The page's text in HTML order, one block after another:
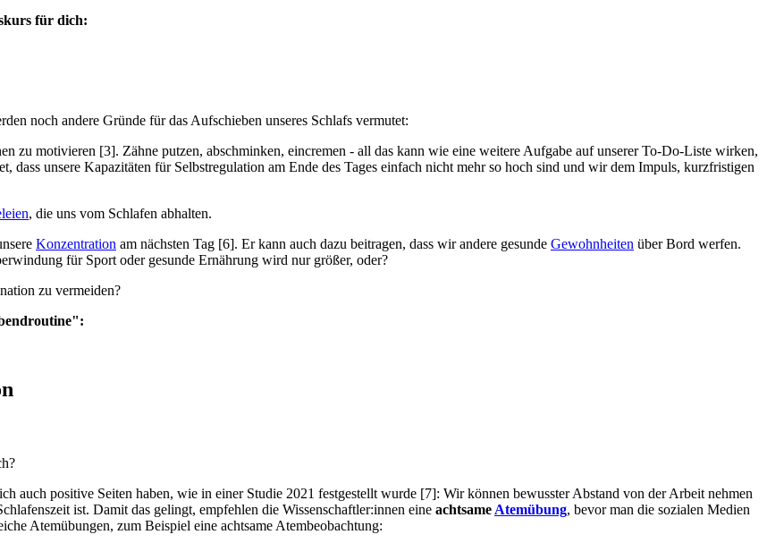
für dich:
noch andere Gründe für das Aufschieben unseres Schlafs vermutet:
zu motivieren [3]. Zähne putzen, abschminken, eincremen - all das kann wie eine weitere Aufgabe auf unserer To-Do-Liste wirken,
unsere Kapazitäten für Selbstregulation am Ende des Tages einfach nicht mehr so hoch sind und wir dem Impuls, kurzfristigen
, die uns vom Schlafen abhalten.
Konzentration am nächsten Tag [6]. Er kann auch dazu beitragen, dass wir andere gesunde Gewohnheiten über Bord werfen.
für Sport oder gesunde Ernährung wird nur größer, oder?
zu vermeiden?
auch positive Seiten haben, wie in einer Studie 2021 festgestellt wurde [7]: Wir können bewusster Abstand von der Arbeit nehmen
ist. Damit das gelingt, empfehlen die Wissenschaftler:innen eine achtsameAtemübung, bevor man die sozialen Medien
Atemübungen, zum Beispiel eine achtsame Atembeobachtung: